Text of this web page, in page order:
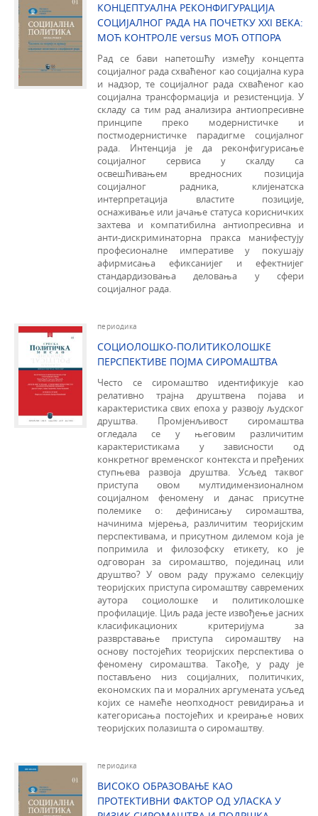
КОНЦЕПТУАЛНА РЕКОНФИГУРАЦИЈА
СОЦИЈАЛНОГ РАДА НА ПОЧЕТКУ XXI ВЕКА:
МОЋ КОНТРОЛЕ versus МОЋ ОТПОРА
Рад се бави напетошћу између концепта
социјалног рада схваћеног као социјална кура
и надзор, те социјалног рада схваћеног као
социјална трансформација и резистенција. У
складу са тим рад анализира антиопресивне
принципе преко модернистичке и
постмодернистичке парадигме социјалног
рада. Интенција је да реконфигурисање
социјалног сервиса у скалду са
освешћивањем вредносних позиција
социјалног радника, клијенатска
интерпретација властите позиције,
оснаживање или јачање статуса корисничких
захтева и компатибилна антиопресивна и
анти-дискриминаторна пракса манифестују
професионалне императиве у покушају
афирмисања ефиксанијег и ефектнијег
стандардизовања деловања у сфери
социјалног рада.
периодика
СОЦИОЛОШКО-ПОЛИТИКОЛОШКЕ
ПЕРСПЕКТИВЕ ПОЈМА СИРОМАШТВА
Често се сиромаштво идентификује као
релативно трајна друштвена појава и
карактеристика свих епоха у развоју људског
друштва. Промјенљивост сиромаштва
огледала се у његовим различитим
карактеристикама у зависности од
конкретног временског контекста и пређених
ступњева развоја друштва. Усљед таквог
приступа овом мултидимензионалном
социјалном феномену и данас присутне
полемике о: дефинисању сиромаштва,
начинима мјерења, различитим теоријским
перспективама, и присутном дилемом која је
попримила и филозофску етикету, ко је
одговоран за сиромаштво, појединац или
друштво? У овом раду пружамо селекцију
теоријских приступа сиромаштву савремених
аутора социолошке и политиколошке
профилације. Циљ рада јесте извођење јасних
класификационих критеријума за
разврставање приступа сиромаштву на
основу постојећих теоријских перспектива о
феномену сиромаштва. Такође, у раду је
постављено низ социјалних, политичких,
економских па и моралних аргумената усљед
којих се намеће неопходност ревидирања и
категорисања постојећих и креирање нових
теоријских полазишта о сиромаштву.
периодика
ВИСОКО ОБРАЗОВАЊЕ КАО
ПРОТЕКТИВНИ ФАКТОР ОД УЛАСКА У